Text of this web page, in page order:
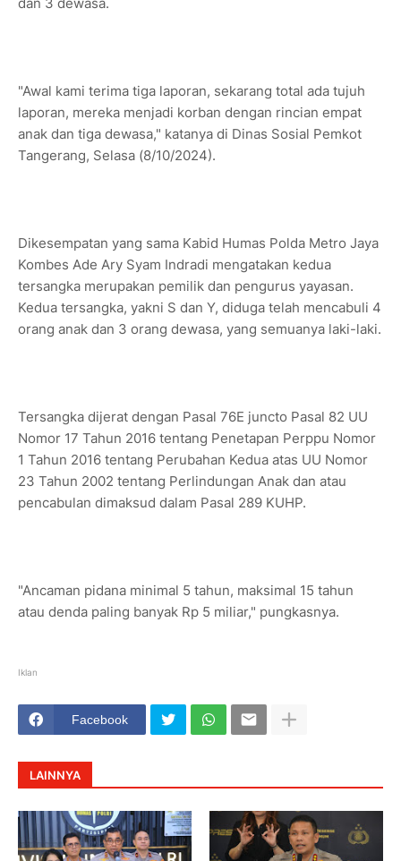
"Awal kami terima tiga laporan, sekarang total ada tujuh
laporan, mereka menjadi korban dengan rincian empat
anak dan tiga dewasa," katanya di Dinas Sosial Pemkot
Tangerang, Selasa (8/10/2024).
Dikesempatan yang sama Kabid Humas Polda Metro Jaya
Kombes Ade Ary Syam Indradi mengatakan kedua
tersangka merupakan pemilik dan pengurus yayasan.
Kedua tersangka, yakni S dan Y, diduga telah mencabuli 4
orang anak dan 3 orang dewasa, yang semuanya laki-laki.
Tersangka dijerat dengan Pasal 76E juncto Pasal 82 UU
Nomor 17 Tahun 2016 tentang Penetapan Perppu Nomor
1 Tahun 2016 tentang Perubahan Kedua atas UU Nomor
23 Tahun 2002 tentang Perlindungan Anak dan atau
pencabulan dimaksud dalam Pasal 289 KUHP.
"Ancaman pidana minimal 5 tahun, maksimal 15 tahun
atau denda paling banyak Rp 5 miliar," pungkasnya.
Iklan
Facebook
LAINNYA